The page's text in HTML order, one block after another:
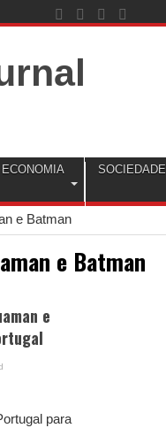
ECONOMIA SOCIEDADE
e Batman
e Batman
e
para